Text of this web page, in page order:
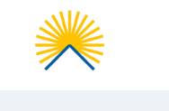
Przejdź
treści